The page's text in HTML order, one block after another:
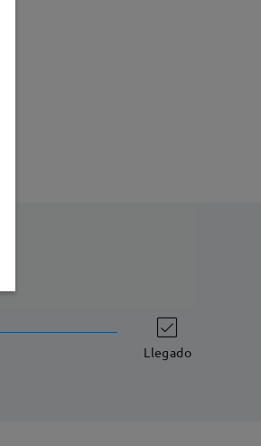
Llegado